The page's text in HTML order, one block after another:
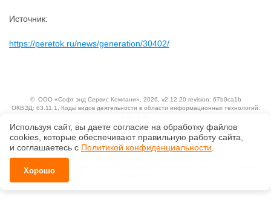
Источник:
https://peretok.ru/news/generation/30402/
© ООО «Софт энд Сервис Компани» , 2026, v2.12.20 revision: 67b0ca1b
ОКВЭД: 63.11.1, Коды видов деятельности в области информационных технологий:
Ценовая политика
Исключительные авторские и смежные права принадлежат АО «Кодекс».
Положение по обработке и защите персональных данных
Справка о регистрации продуктов АО «Кодекс» в Реестре российского программного
Используя сайт, вы даете согласие на обработку файлов
сооkiеs, которые обеспечивают правильную работу сайта,
и соглашаетесь с Политикой конфиденциальности
Хорошо